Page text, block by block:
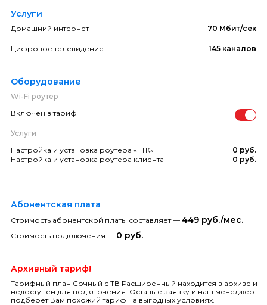
Услуги
Домашний интернет 70 Мбит/сек
Цифровое телевидение 145 каналов
Оборудование
Wi-Fi роутер
Включен в тариф
Услуги
Настройка и установка роутера «ТТК»
0 руб.
Настройка и установка роутера клиента
0 руб.
Абонентская плата
Стоимость абонентской платы составляет — 449 руб./мес.
Стоимость подключения — 0 руб.
Архивный тариф!
Тарифный план Сочный с ТВ Расширенный находится в архиве и
недоступен для подключения. Оставьте заявку и наш менеджер
подберет Вам похожий тариф на выгодных условиях.